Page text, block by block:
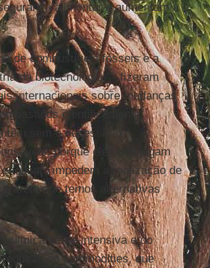
alimentar e aumentam a
de combustíveis fósseis e a
da biotecnologia) – fizeram
internacionais sobre mudanças
cientificamente.
sem o necessário
porque eles nos jogam
impedem a realização de
que temos alternativas
intensiva e do
de commodities, que